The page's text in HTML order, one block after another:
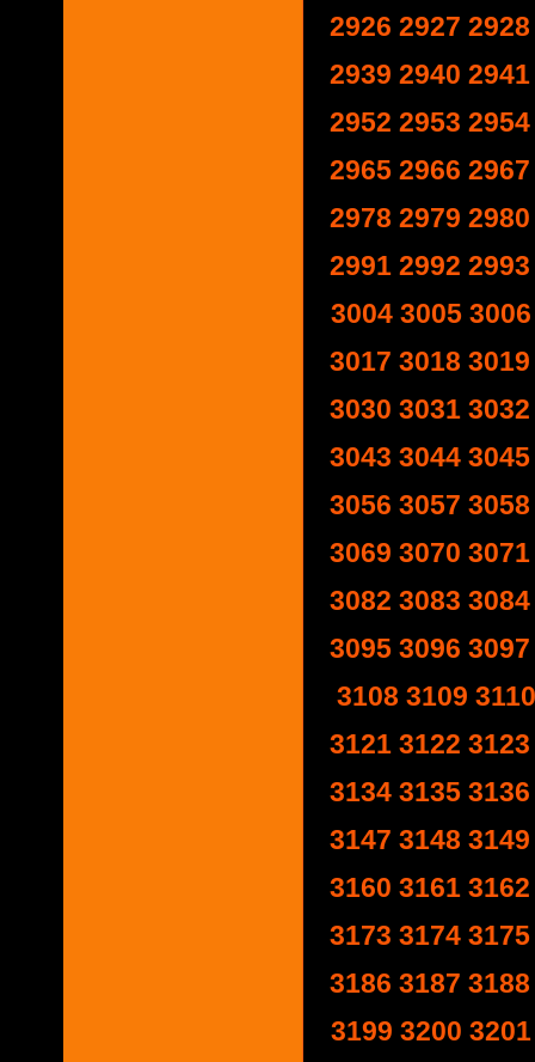
2926 2927 2928
2939 2940 2941
2952 2953 2954
2965 2966 2967
2978 2979 2980
2991 2992 2993
3004 3005 3006
3017 3018 3019
3030 3031 3032
3043 3044 3045
3056 3057 3058
3069 3070 3071
3082 3083 3084
3095 3096 3097
3108 3109 3110
3121 3122 3123
3134 3135 3136
3147 3148 3149
3160 3161 3162
3173 3174 3175
3186 3187 3188
3199 3200 3201